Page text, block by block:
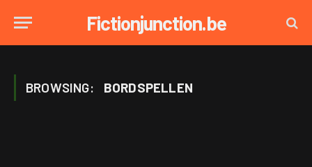
Fictionjunction.be
BROWSING: BORDSPELLEN